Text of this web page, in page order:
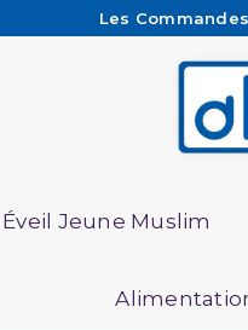
Les
Besoin
Livraison
Éveil Jeune Muslim